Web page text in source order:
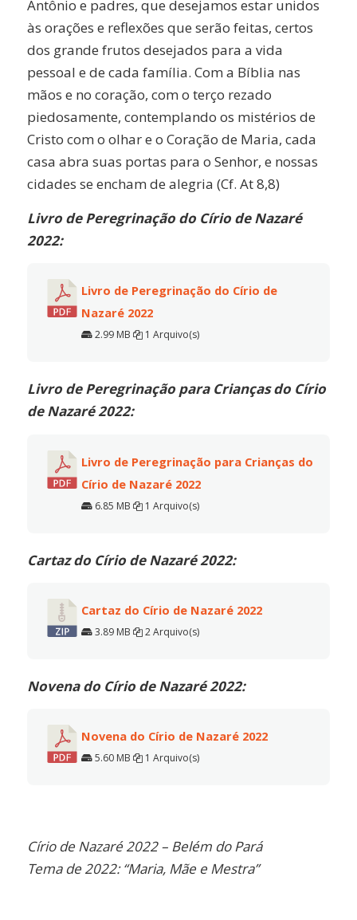
Antônio e padres, que desejamos estar unidos
às orações e reflexões que serão feitas, certos
dos grande frutos desejados para a vida
pessoal e de cada família. Com a Bíblia nas
mãos e no coração, com o terço rezado
piedosamente, contemplando os mistérios de
Cristo com o olhar e o Coração de Maria, cada
casa abra suas portas para o Senhor, e nossas
cidades se encham de alegria (Cf. At 8,8)
Livro de Peregrinação do Círio de Nazaré
2022:
Livro de Peregrinação do Círio de
Nazaré 2022
2.99 MB 1 Arquivo(s)
Livro de Peregrinação para Crianças do Círio
de Nazaré 2022:
Livro de Peregrinação para Crianças do
Círio de Nazaré 2022
6.85 MB 1 Arquivo(s)
Cartaz do Círio de Nazaré 2022:
Cartaz do Círio de Nazaré 2022
3.89 MB 2 Arquivo(s)
Novena do Círio de Nazaré 2022:
Novena do Círio de Nazaré 2022
5.60 MB 1 Arquivo(s)
Círio de Nazaré 2022 – Belém do Pará
Tema de 2022: “Maria, Mãe e Mestra”